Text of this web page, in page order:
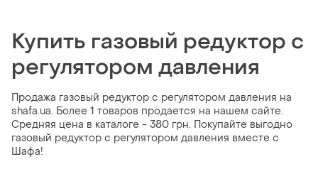
Купить газовый редуктор с
регулятором давления
Продажа газовый редуктор с регулятором давления на
shafa.ua. Более 1 товаров продается на нашем сайте.
Средняя цена в каталоге - 380 грн. Покупайте выгодно
газовый редуктор с регулятором давления вместе с
Шафа!